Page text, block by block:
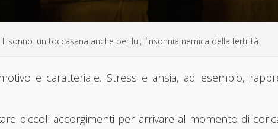
Il sonno: un toccasana anche per lui, l’insonnia nemica della fertilità
e caratteriale. Stress e ansia, ad esempio,
piccoli accorgimenti per arrivare al momento di